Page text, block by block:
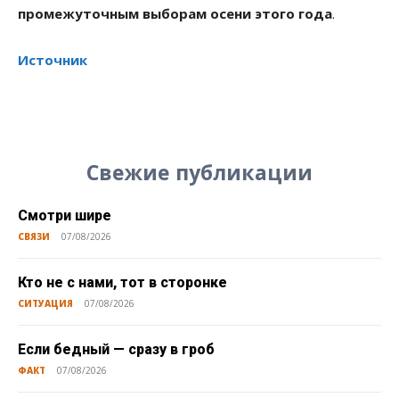
промежуточным выборам осени этого года.
Источник
Свежие публикации
Смотри шире
СВЯЗИ 07/08/2026
Кто не с нами, тот в сторонке
СИТУАЦИЯ 07/08/2026
Если бедный — сразу в гроб
ФАКТ 07/08/2026